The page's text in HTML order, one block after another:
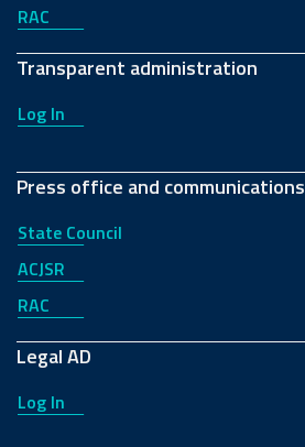
RAC
Transparent administration
Log In
Press office and communications
State Council
ACJSR
RAC
Legal AD
Log In